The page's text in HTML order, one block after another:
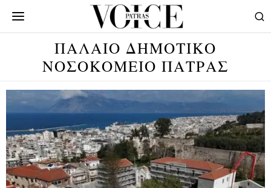
ΠΑΛΑΙΟ ΔΗΜΟΤΙΚΟ
ΝΟΣΟΚΟΜΕΙΟ ΠΑΤΡΑΣ